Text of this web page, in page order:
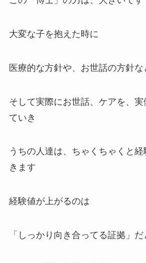
大変な子を抱えた時に
医療的な方針や、お世話の方針な
そして実際にお世話、ケアを、実
ていき
うちの人達は、ちゃくちゃくと
きます
経験値が上がるのは
「しっかり向き合ってる証拠」